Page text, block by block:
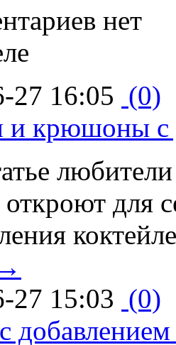
нет
27 16:05 (0)
и крюшоны с
откроют для
→
27 15:03 (0)